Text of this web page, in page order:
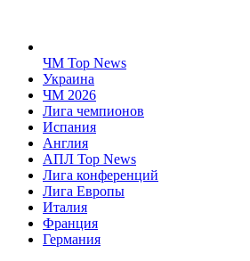
ЧМ Top News
Украина
ЧМ 2026
Лига чемпионов
Испания
Англия
АПЛ Top News
Лига конференций
Лига Европы
Италия
Франция
Германия